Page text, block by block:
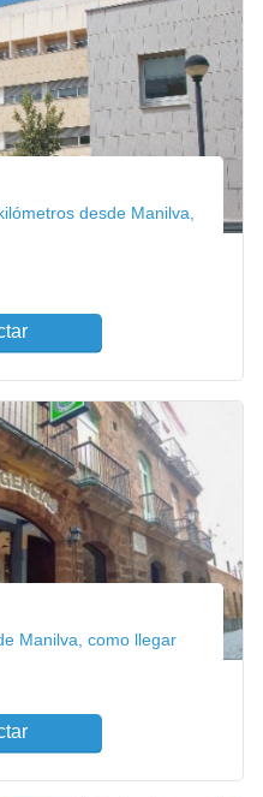
desde Manilva,
Manilva, como llegar